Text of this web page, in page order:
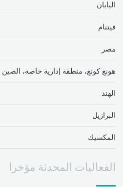
اليابان
فيتنام
مصر
هونغ كونغ، منطقة إدارية خاصة، الصين
الهند
البرازيل
المكسيك
الفعاليات المحدثة مؤخرا